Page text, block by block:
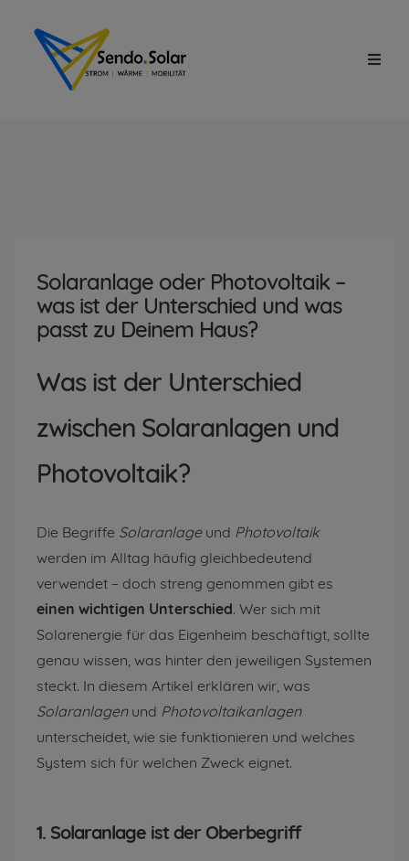
Solaranlage oder Photovoltaik –
was ist der Unterschied und was
passt zu Deinem Haus?
Was ist der Unterschied
zwischen Solaranlagen und
Photovoltaik?
Die Begriffe Solaranlageund Photovoltaik
werden im Alltag häufig gleichbedeutend
verwendet – doch streng genommen gibt es
einen wichtigen Unterschied. Wer sich mit
Solarenergie für das Eigenheim beschäftigt, sollte
genau wissen, was hinter den jeweiligen Systemen
steckt. In diesem Artikel erklären wir, was
Solaranlagenund Photovoltaikanlagen
unterscheidet, wie sie funktionieren und welches
System sich für welchen Zweck eignet.
1. Solaranlage ist der Oberbegriff